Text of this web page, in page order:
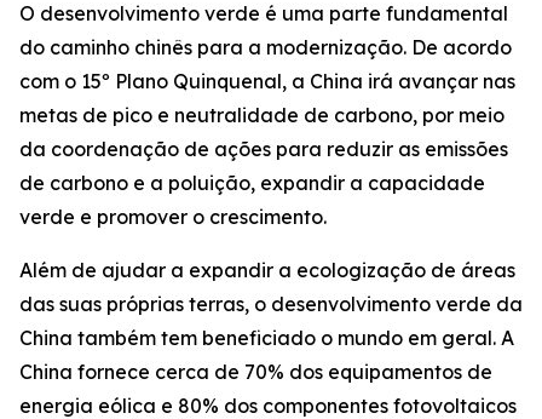
O desenvolvimento verde é uma parte fundamental
do caminho chinês para a modernização. De acordo
com o 15º Plano Quinquenal, a China irá avançar nas
metas de pico e neutralidade de carbono, por meio
da coordenação de ações para reduzir as emissões
de carbono e a poluição, expandir a capacidade
verde e promover o crescimento.
Além de ajudar a expandir a ecologização de áreas
das suas próprias terras, o desenvolvimento verde da
China também tem beneficiado o mundo em geral. A
China fornece cerca de 70% dos equipamentos de
energia eólica e 80% dos componentes fotovoltaicos